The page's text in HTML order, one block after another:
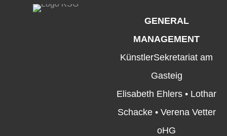
GENERAL
MANAGEMENT
KünstlerSekretariat am
Gasteig
Elisabeth Ehlers • Lothar
Schacke • Verena Vetter
oHG